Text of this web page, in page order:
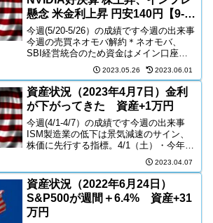
懸念 米金利上昇 円安140円【9-
12月底予想】 資産+19万円【資産
記録更新】
今週(5/20-5/26）の成績です今週の出来事
今週の売買ネオモバ解約＊ネオモバ、
SBI経営統合のため資金はメイン口座へ
移動応援クリックお願いします
2023.05.26 2023.06.01
資産状況（2023年4月7日）金利
が下がってきた 資産+1万円
今週(4/1-4/7）の成績です今週の出来事
ISM製造業の低下は景気減速のサイン、
株価に先行する指標。4/1（土）・今年の
高値に NASDAQが続伸---約2カ月ぶりに
今年の高値を更新しました。S&P500も
高値に接近。3月中旬は金融システ...
2023.04.07
資産状況（2022年6月24日）
S&P500が週間＋6.4% 資産+31
万円